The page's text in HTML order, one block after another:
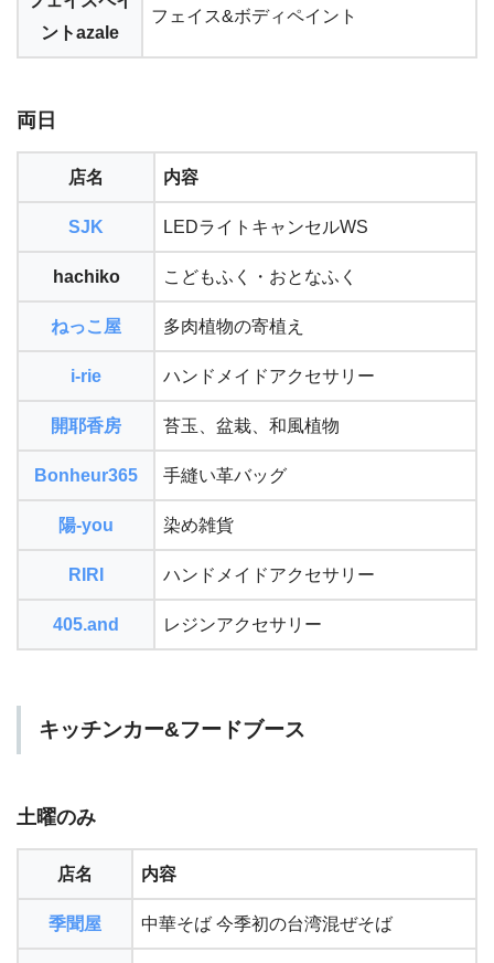
ントazale
フェイス&ボディペイント
両日
店名 内容
SJK LEDライトキャンセルWS
hachiko こどもふく・おとなふく
ねっこ屋 多肉植物の寄植え
i-rie ハンドメイドアクセサリー
開耶香房 苔玉、盆栽、和風植物
Bonheur365 手縫い革バッグ
陽-you 染め雑貨
RIRI ハンドメイドアクセサリー
405.and レジンアクセサリー
キッチンカー&フードブース
土曜のみ
店名 内容
季聞屋 中華そば 今季初の台湾混ぜそば